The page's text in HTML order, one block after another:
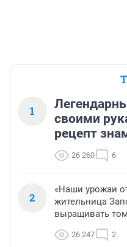
1
своими
рецепт
26 260 6
2
«Наши урожаи
жительница
выращивать
26 247 2